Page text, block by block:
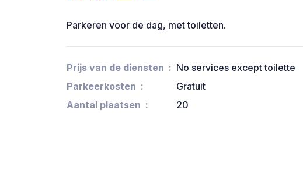
Parkeren voor de dag, met toiletten.
Prijs van de diensten
No services except toilette
Parkeerkosten
Gratuit
Aantal plaatsen
20